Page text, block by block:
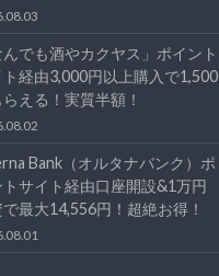
んでも酒やカクヤス」ポイント
経由3,000円以上購入で1,500
える！実質半額！
Bank（オルタナバンク）ポ
トサイト経由口座開設&1万円
最大14,556円！超絶お得！